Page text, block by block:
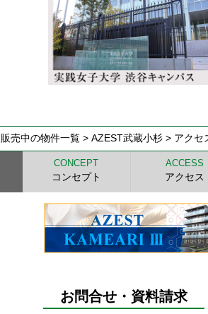
販売中の物件一覧> AZEST武蔵小杉 > アクセ
CONCEPT
コンセプト
ACCESS
アクセス
お問合せ・資料請求